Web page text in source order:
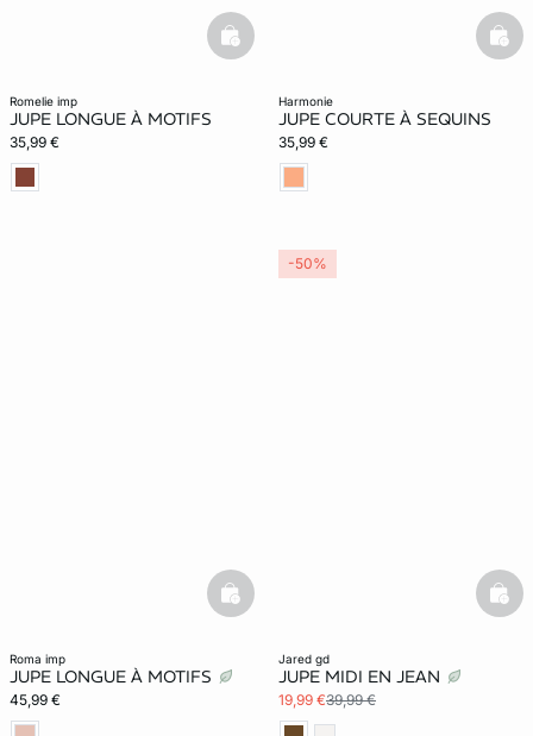
romelie imp
JUPE LONGUE À MOTIFS
35,99 €
basketfull
harmonie
JUPE COURTE À SEQUINS
35,99 €
roma imp
JUPE LONGUE À MOTIFS
45,99 €
basketfull
jared gd
JUPE MIDI EN JEAN
19,99 €39,99 €
-50%